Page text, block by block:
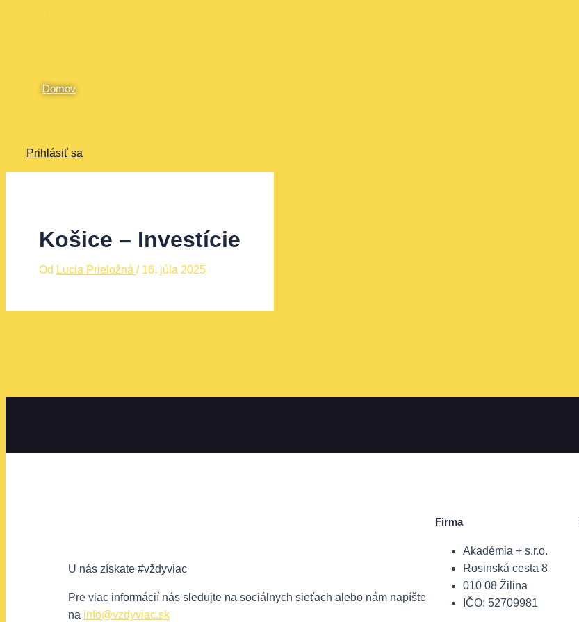
Domov
Prihlásiť sa
Košice – Investície
Od Lucia Prieložná / 16. júla 2025
U nás získate #vždyviac
Pre viac informácií nás sledujte na sociálnych sieťach alebo nám napíšte
na info@vzdyviac.sk
Firma
Akadémia + s.r.o.
Rosinská cesta 8
010 08 Žilina
IČO: 52709981